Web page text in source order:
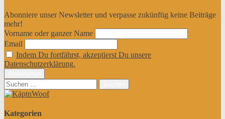
Abonniere unser Newsletter und verpasse zukünftig keine Beiträge
mehr!
Vorname oder ganzer Name
Email
Indem Du fortfährst, akzeptierst Du unsere
Datenschutzerklärung.
Suchen
nach:
Kategorien